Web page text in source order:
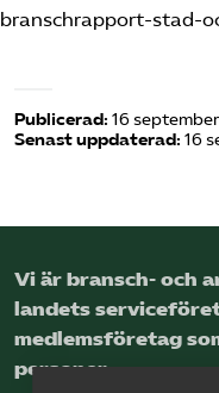
Våra frågor
Logga in på
Sök på
branschrapport-stad-
Publicerad: 16
Senast uppdaterad: 16
Vi är bransch- och
landets
medlems­företag
personer.